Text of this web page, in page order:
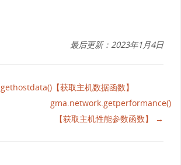
最后更新：2023年1月4日
【获取主机数据函数】
gma.network.getperformance()
【获取主机性能参数函数】 →